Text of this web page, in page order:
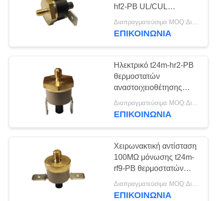
hf2-PB UL/CUL
θερμοστατών
αναστοιχειοθέτησης
ΕΠΙΚΟΙΝΩΝΊΑ
Ηλεκτρικό t24m-hr2-PB
θερμοστατών
αναστοιχειοθέτησης
συσκευών χειρωνακτικό
με το ύψος 9.6mm
Διαπραγματεύσιμα MOQ:Διαπραγματεύσιμο
ΕΠΙΚΟΙΝΩΝΊΑ
Χειρωνακτική αντίσταση
100MΩ μόνωσης t24m-
rf9-PB θερμοστατών
KSD301 ή περισσότεροι
για την εγχώρια συσκευή
Διαπραγματεύσιμα MOQ:Διαπραγματεύσιμο
ΕΠΙΚΟΙΝΩΝΊΑ